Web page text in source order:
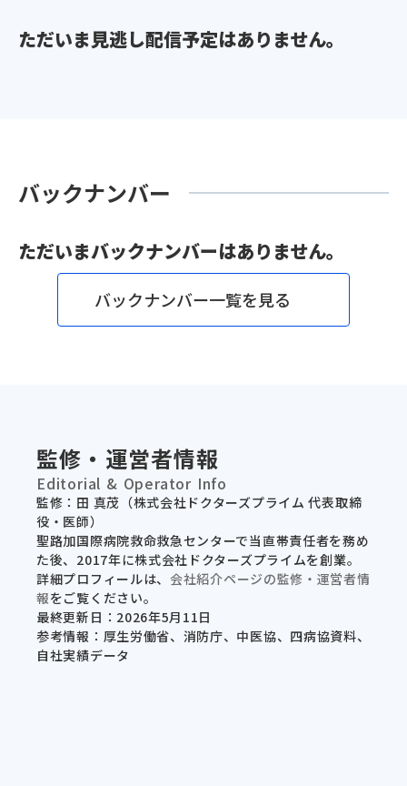
ただいま見逃し配信予定はありません。
バックナンバー
ただいまバックナンバーはありません。
バックナンバー一覧を見る
監修・運営者情報
Editorial & Operator Info
監修：田 真茂（株式会社ドクターズプライム 代表取締
役・医師）
聖路加国際病院救命救急センターで当直帯責任者を務め
た後、2017年に株式会社ドクターズプライムを創業。
詳細プロフィールは、 会社紹介ページの監修・運営者情
報をご覧ください。
最終更新日：2026年5月11日
参考情報：厚生労働省、消防庁、中医協、四病協資料、
自社実績データ